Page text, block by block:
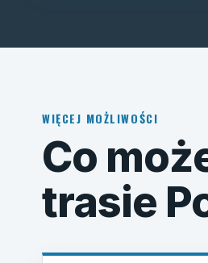
WIĘCEJ MOŻLIWOŚCI
Co
trasie